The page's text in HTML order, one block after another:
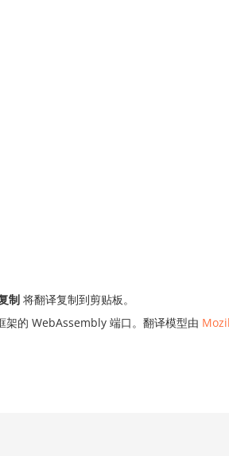
制 将翻译复制到剪贴板。
架的 WebAssembly 端口。翻译模型由